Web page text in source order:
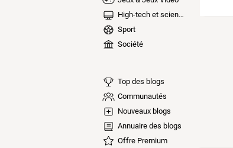
High-tech et sciences
Sport
Société
Top des blogs
Communautés
Nouveaux blogs
Annuaire des blogs
Offre Premium